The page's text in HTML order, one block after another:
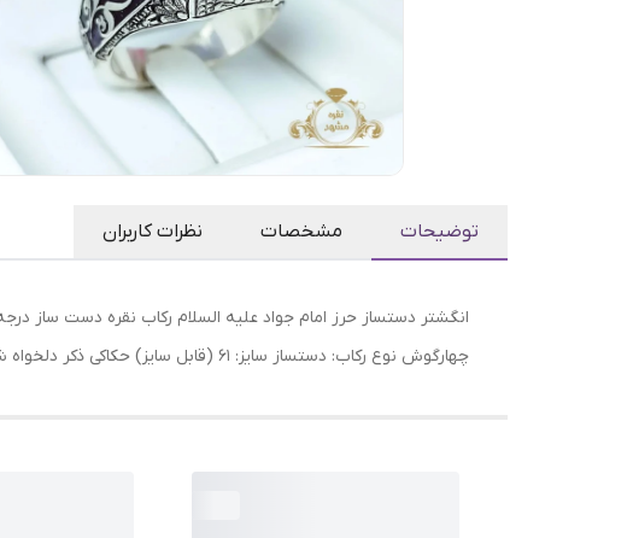
توضیحات مشخصات نظرات کاربران
چهارگوش نوع رکاب: دستساز سایز: 61 (قابل سایز) حکاکی ذکر دلخواه شما روی سنگ عقیق به رنگ های مختلف و رکاب موردنظر شما با ارسال رایگان